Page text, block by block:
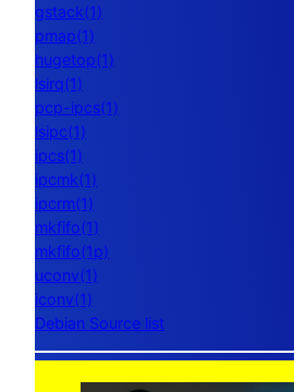
gstack(1)
pmap(1)
hugetop(1)
lsirq(1)
pcp-ipcs(1)
lsipc(1)
ipcs(1)
ipcmk(1)
ipcrm(1)
mkfifo(1)
mkfifo(1p)
uconv(1)
iconv(1)
Debian Source list